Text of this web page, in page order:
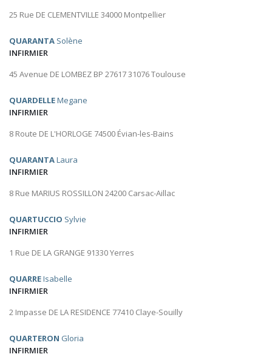
25 Rue DE CLEMENTVILLE 34000 Montpellier
QUARANTA Solène
INFIRMIER
45 Avenue DE LOMBEZ BP 27617 31076 Toulouse
QUARDELLEMegane
INFIRMIER
8 Route DE L'HORLOGE 74500 Évian-les-Bains
QUARANTALaura
INFIRMIER
8 Rue MARIUS ROSSILLON 24200 Carsac-Aillac
QUARTUCCIO Sylvie
INFIRMIER
1 Rue DE LA GRANGE 91330 Yerres
QUARREIsabelle
INFIRMIER
2 Impasse DE LA RESIDENCE 77410 Claye-Souilly
QUARTERON Gloria
INFIRMIER